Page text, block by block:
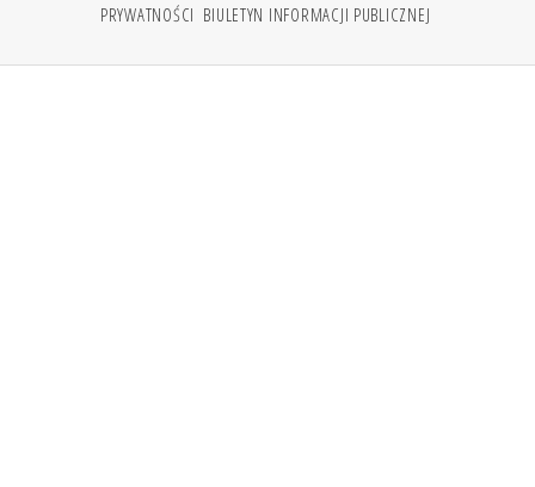
PRYWATNOŚCI BIULETYN INFORMACJI PUBLICZNEJ